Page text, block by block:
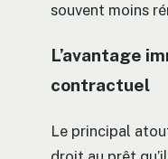
souvent moins
L’avantage
contractuel
Le principal